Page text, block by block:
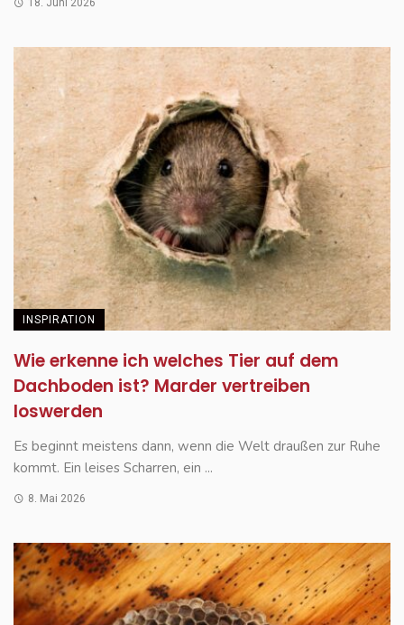
18. Juni 2026
INSPIRATION
Wie erkenne ich welches Tier auf dem
Dachboden ist? Marder vertreiben
loswerden
Es beginnt meistens dann, wenn die Welt draußen zur Ruhe
kommt. Ein leises Scharren, ein ...
8. Mai 2026